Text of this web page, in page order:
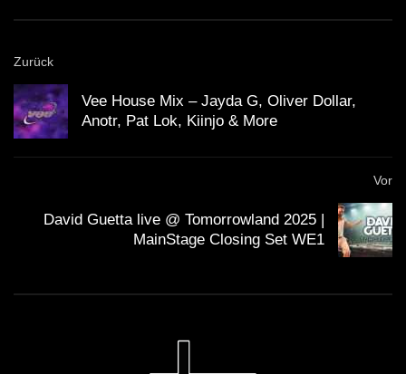
Zurück
Vee House Mix – Jayda G, Oliver Dollar,
Anotr, Pat Lok, Kiinjo & More
Vor
David Guetta live @ Tomorrowland 2025 |
MainStage Closing Set WE1